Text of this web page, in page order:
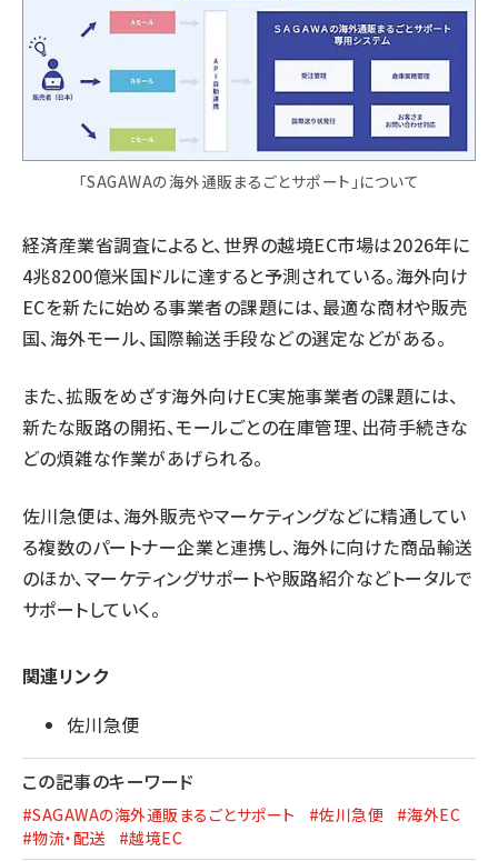
「SAGAWAの海外通販まるごとサポート」について
経済産業省調査によると、世界の越境EC市場は2026年に
4兆8200億米国ドルに達すると予測されている。海外向け
ECを新たに始める事業者の課題には、最適な商材や販売
国、海外モール、国際輸送手段などの選定などがある。
また、拡販をめざす海外向けEC実施事業者の課題には、
新たな販路の開拓、モールごとの在庫管理、出荷手続きな
どの煩雑な作業があげられる。
佐川急便は、海外販売やマーケティングなどに精通してい
る複数のパートナー企業と連携し、海外に向けた商品輸送
のほか、マーケティングサポートや販路紹介などトータルで
サポートしていく。
関連リンク
佐川急便
この記事のキーワード
#SAGAWAの海外通販まるごとサポート #佐川急便
#海外EC
#物流・配送
#越境EC